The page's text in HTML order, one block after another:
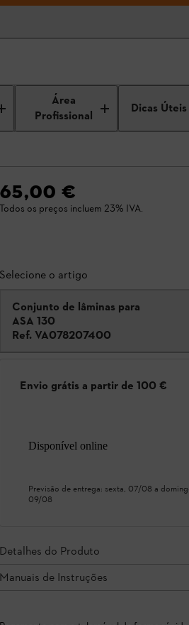
Área
Profissional
Dicas Úteis
65,00 €
Todos os preços incluem 23% IVA.
Selecione o artigo
Conjunto de lâminas para
ASA 130
Ref. VA078207400
Envio grátis a partir de 100 €
Disponível online
Previsão de entrega: sexta, 07/08 a
09/08
Detalhes do Produto
Manuais de Instruções